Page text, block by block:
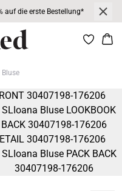
auf die erste Bestellung*
Bluse